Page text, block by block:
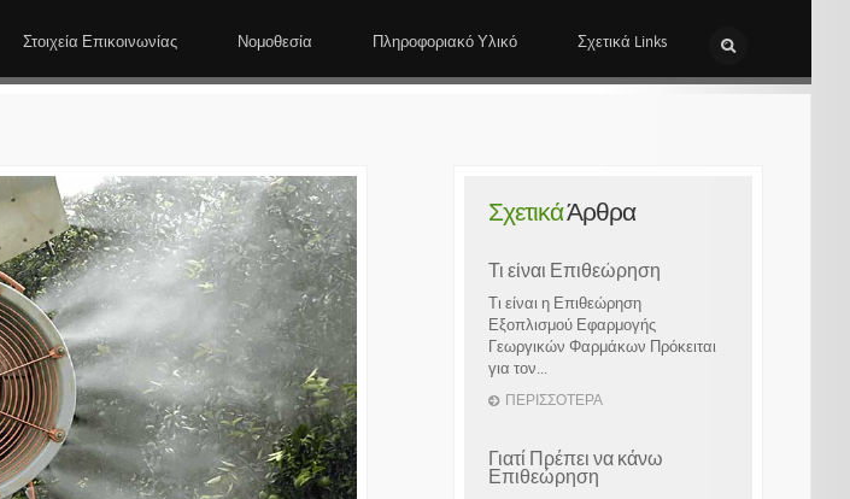
Στοιχεία Επικοινωνίας Νομοθεσία Πληροφοριακό Υλικό Σχετικά Links
ΣχετικάΆρθρα
Τι είναι Επιθεώρηση
Τι είναι η Επιθεώρηση
Εξοπλισμού Εφαρμογής
Γεωργικών Φαρμάκων Πρόκειται
για τον...
ΠΕΡΙΣΣΌΤΕΡΑ
Γιατί Πρέπει να κάνω
Επιθεώρηση